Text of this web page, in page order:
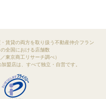
賃貸の両方を取り扱う不動産仲介フラン
全国における店舗数
東京商工リサーチ調べ）
盟店は、すべて独立・自営です。